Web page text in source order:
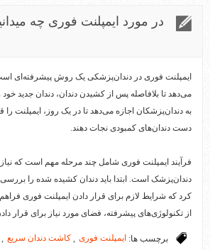
در مورد ایمپلنت فوری چه
ایمپلنت فوری در دندان‌پزشکی یک روش پیشرفته‌ای است
می‌دهد تا بلافاصله پس از کشیدن دندان، دندان جدید
به دندان‌پزشکان اجازه می‌دهد تا در یک روز، ایمپلنت را
دست دندان‌های کمبودی نجات دهند.
فرآیند ایمپلنت فوری شامل چند مرحله مهم است که
دندان‌پزشک است. ابتدا باید دندان کشیده شده را
کرد که شرایط لازم برای قرار دادن ایمپلنت فوری
از تکنولوژی‌های پیشرفته، فضای مورد نیاز برای قرار
برچسب ها: ایمپلنت فوری کاشت دندان سریع